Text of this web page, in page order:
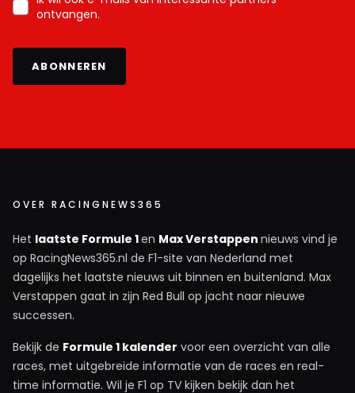
ontvangen.
ABONNEREN
OVER RACINGNEWS365
Het laatste Formule 1en Max Verstappen nieuws vind je
op RacingNews365.nl de F1-site van Nederland met
dagelijks het laatste nieuws uit binnen en buitenland. Max
Verstappen gaat in zijn Red Bull op jacht naar nieuwe
successen.
Bekijk de Formule 1 kalender voor een overzicht van alle
races, met uitgebreide informatie van de races en real-
time informatie. Wil je F1 op TV kijken bekijk dan het